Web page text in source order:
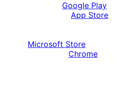
Google Play
App Store
Microsoft Store
Chrome